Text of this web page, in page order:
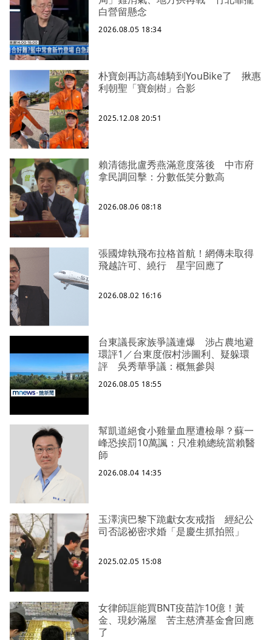
白營留懸念
2026.08.05 18:34
朴寶劍再訪高雄騎到YouBike了 揪惠
利朝聖「寶劍樹」合影
2025.12.08 20:51
賴清德批盧秀燕滿意度落後 中市府
拿民調回擊：分數低笑分數高
2026.08.06 08:18
張國煒執飛布拉格首航！網傳未取得
飛越許可、繞行 星宇回應了
2026.08.02 16:16
台東議長家族爭議連爆 涉占農地避
環評1／台東度假村涉圖利、疑躲環
評 吳秀華爭議：概無參與
2026.08.05 18:55
幫凱道絕食小雞量血壓遭檢舉？蘇一
峰恐挨罰10萬諷：只准賴總統當賴醫
師
2026.08.04 14:35
玉澤演巴黎下跪獻女友戒指 經紀公
司否認祕密求婚「是慶生抓拍照」
2025.02.05 15:08
女律師誆能買BNT疫苗詐10億！黃
金、現鈔滿屋 苦主慈濟基金會回應
了